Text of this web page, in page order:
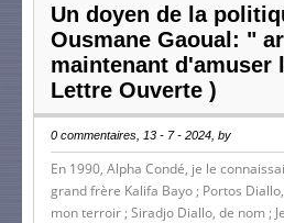
Un doyen de la
Ousmane Gaoual: "
maintenant d'amuser
Lettre Ouverte )
0 commentaires, 13 - 7 - 2024, by
En 1990, Alpha Condé, je le
grand frère Kalifa Bayo ; Portos
mon terroir ; Siradjo Diallo, de nom ;